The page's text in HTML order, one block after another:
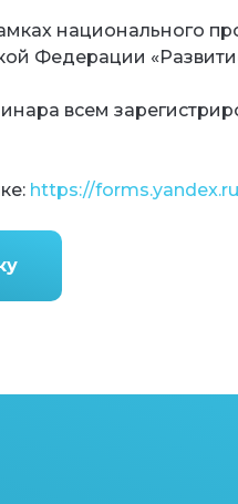
национального
Федерации
всем
https://